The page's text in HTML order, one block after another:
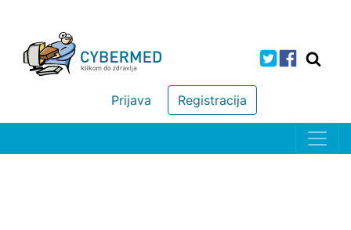
Registracija
Prijava